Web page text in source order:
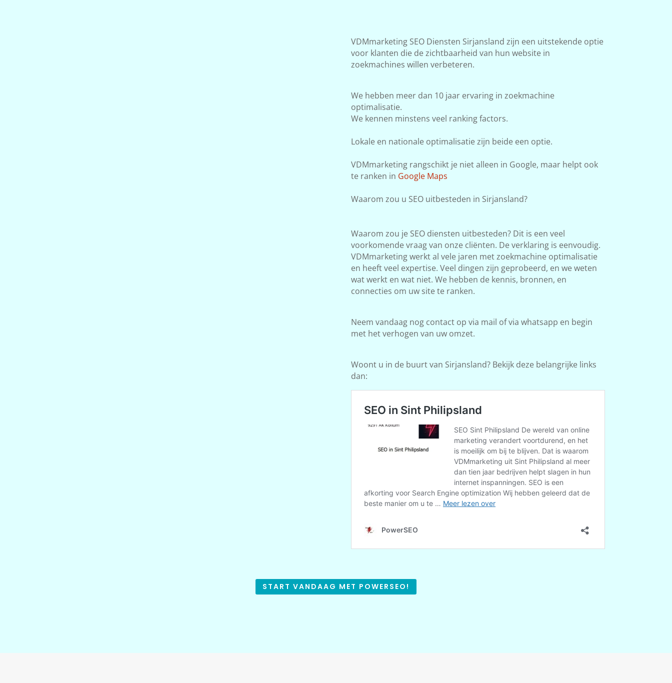
VDMmarketing SEO Diensten Sirjansland zijn een uitstekende optie
voor klanten die de zichtbaarheid van hun website in
zoekmachines willen verbeteren.
We hebben meer dan 10 jaar ervaring in zoekmachine
optimalisatie.
We kennen minstens veel ranking factors.
Lokale en nationale optimalisatie zijn beide een optie.
VDMmarketing rangschikt je niet alleen in Google, maar helpt ook
te ranken in Google Maps
Waarom zou u SEO uitbesteden in Sirjansland?
Waarom zou je SEO diensten uitbesteden? Dit is een veel
voorkomende vraag van onze cliënten. De verklaring is eenvoudig.
VDMmarketing werkt al vele jaren met zoekmachine optimalisatie
en heeft veel expertise. Veel dingen zijn geprobeerd, en we weten
wat werkt en wat niet. We hebben de kennis, bronnen, en
connecties om uw site te ranken.
Neem vandaag nog contact op via mail of via whatsapp en begin
met het verhogen van uw omzet.
Woont u in de buurt van Sirjansland? Bekijk deze belangrijke links
dan:
START VANDAAG MET POWERSEO!